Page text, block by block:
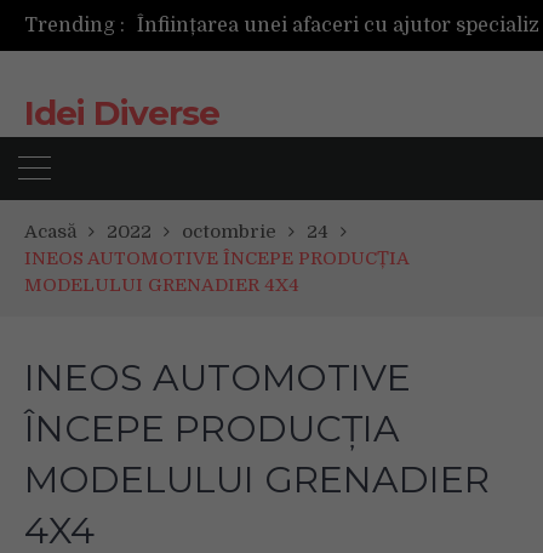
Trending :
Idei Diverse
Acasă 2022 octombrie
24
INEOS AUTOMOTIVE ÎNCEPE PRODUCȚIA
MODELULUI GRENADIER 4X4
INEOS AUTOMOTIVE
ÎNCEPE PRODUCȚIA
MODELULUI GRENADIER
4X4